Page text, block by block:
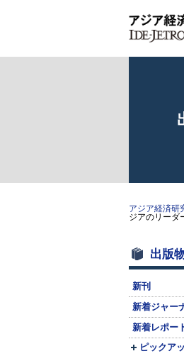
アジア経済研
ジアのリーダ
出版
新刊
新着ジャー
新着レポー
ピックア